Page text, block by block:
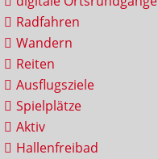
Radfahren
Wandern
Reiten
Ausflugsziele
Spielplätze
Aktiv
Hallenfreibad